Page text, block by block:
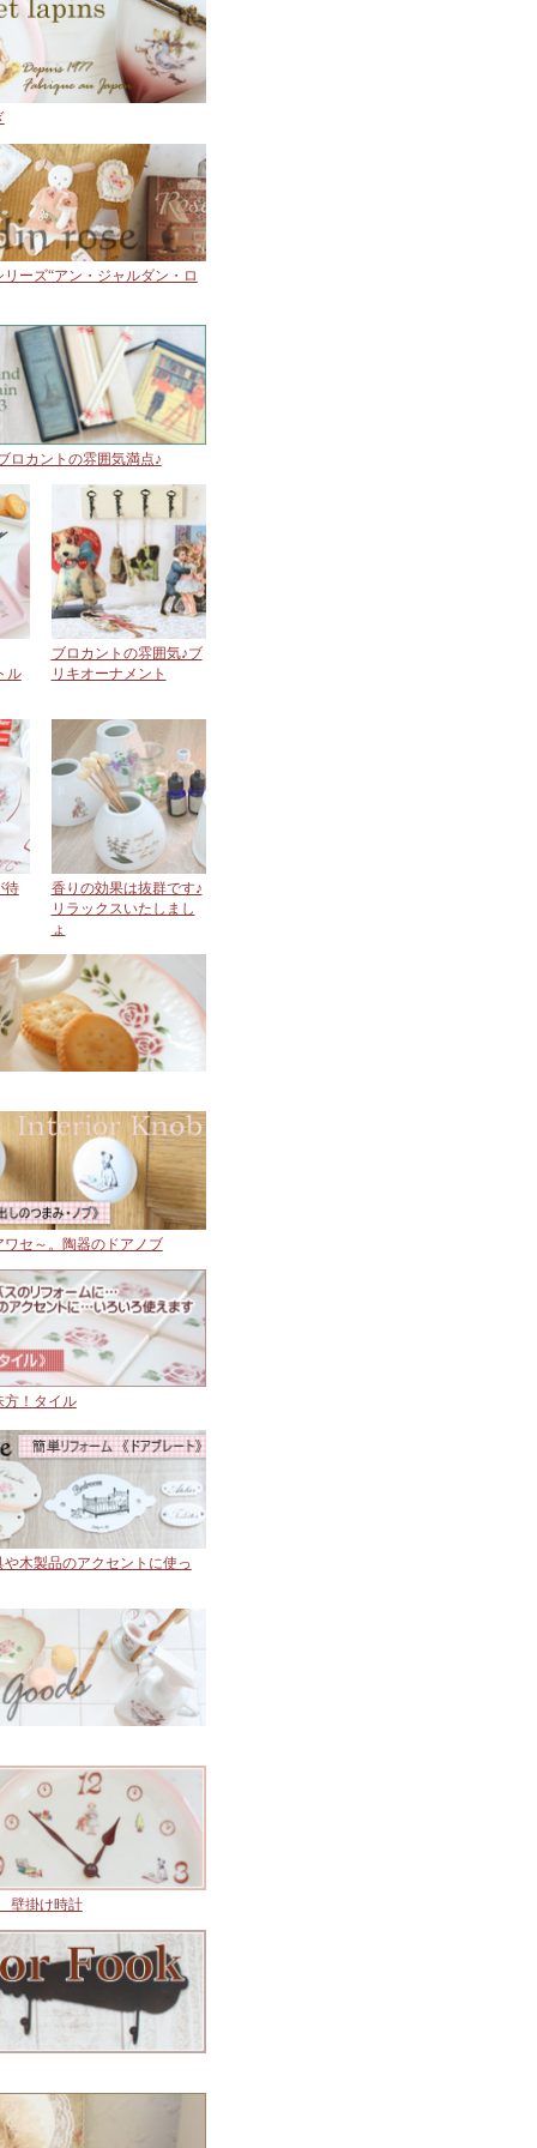
ーズ“アン・ジャルダン・ロ
ロカントの雰囲気満点♪
ル
ブロカントの雰囲気♪ブ
リキオーナメント
待
香りの効果は抜群です♪
リラックスいたしまし
ょ
セ～。陶器のドアノブ
方！タイル
木製品のアクセントに使っ
壁掛け時計